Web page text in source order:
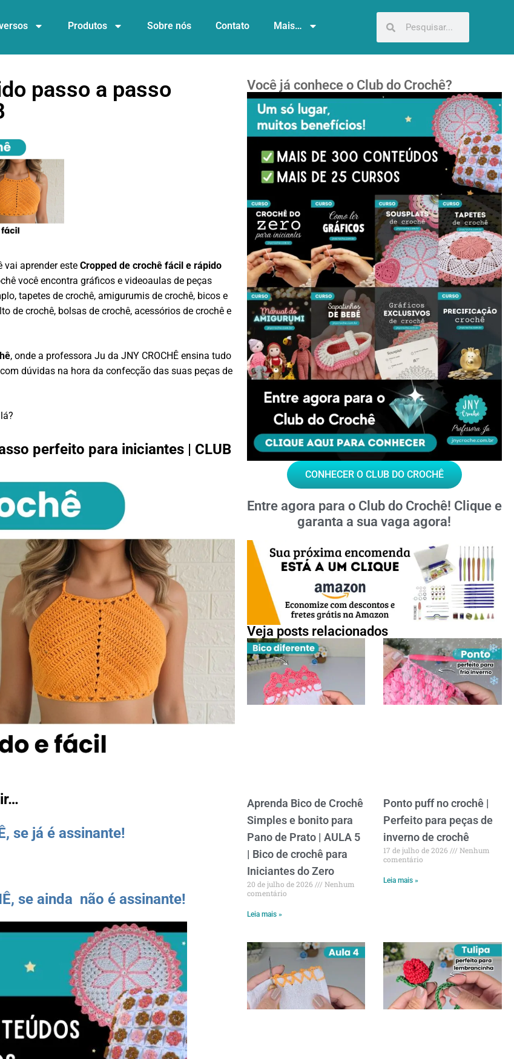
Produtos Sobre nós Contato Mais…
Você já conhece o Club do Crochê?
CONHECER O CLUB DO CROCHÊ
Entre agora para o Club do Crochê! Clique e
garanta a sua vaga agora!
Veja posts relacionados
Aprenda Bico de Crochê
Simples e bonito para
Pano de Prato | AULA 5
| Bico de crochê para
Iniciantes do Zero
20 de julho de 2026
Nenhum
comentário
Leia mais »
Ponto puff no crochê |
Perfeito para peças de
inverno de crochê
17 de julho de 2026
Nenhum
comentário
Leia mais »
passo a passo
vai aprender este Cropped de crochê fácil e rápido
você encontra gráficos e videoaulas de peças
tapetes de crochê, amigurumis de crochê, bicos e
de crochê, bolsas de crochê, acessórios de crochê e
, onde a professora Ju da JNY CROCHÊ ensina tudo
dúvidas na hora da confecção das suas peças de
perfeito para iniciantes | CLUB
se já é assinante!
se ainda não é assinante!